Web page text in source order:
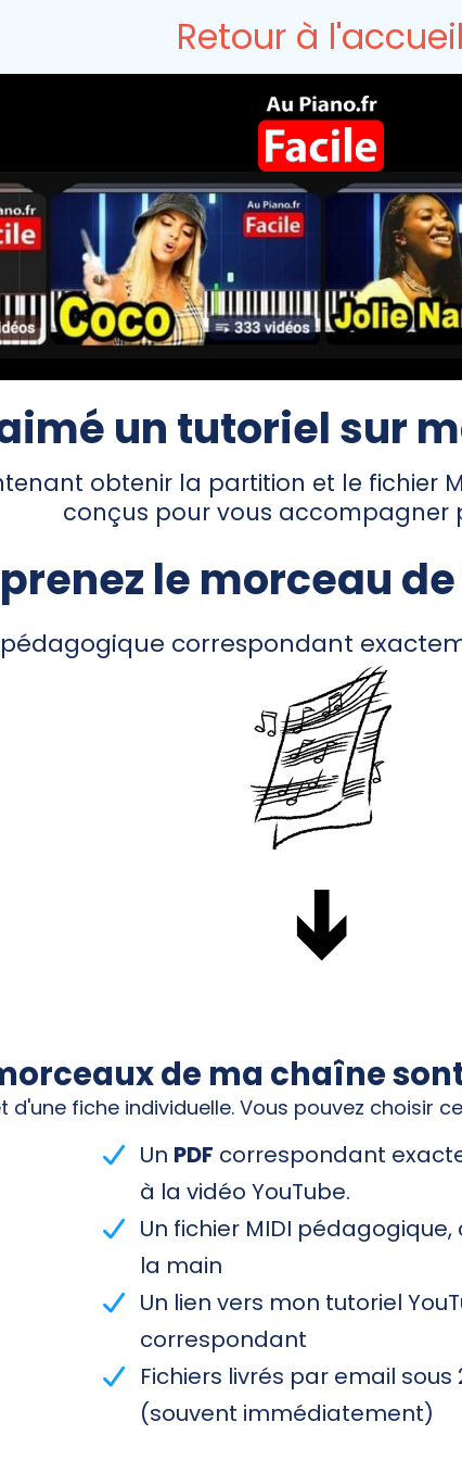
Retour à l'accueil
un tutoriel sur
obtenir la partition et le fichier
conçus pour vous accompagner
le morceau
correspondant
de ma chaîne
fiche individuelle. Vous pouvez choisir
Un PDF correspondant
à la vidéo YouTube.
Un fichier MIDI pédagogique,
la main
Un lien vers mon tutoriel
correspondant
Fichiers livrés par email sous
(souvent immédiatement)